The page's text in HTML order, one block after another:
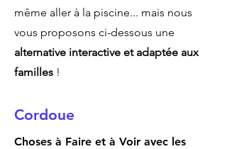
même aller à la piscine... mais nous
vous proposons ci-dessous une
alternative interactive et adaptée aux
familles !
Cordoue
Choses à Faire et à Voir avec les